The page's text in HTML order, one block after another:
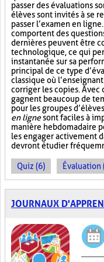
passer des évaluations
élèves sont invités à se
passer l’examen en
comportent des
dernières peuvent être
technologique, ce qui
instantanée sur sa
principal de ce type
classique où
corriger les copies.
gagnent beaucoup de
pour les groupes
en lignesont faciles à
manière hebdomadaire
les engager activement
devront étudier
Quiz (6) Évaluation
JOURNAUX